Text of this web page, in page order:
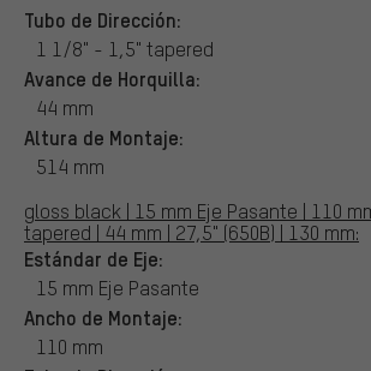
Tubo de Dirección:
1 1/8" - 1,5" tapered
Avance de Horquilla:
44 mm
Altura de Montaje:
514 mm
gloss black | 15 mm Eje Pasante | 110
tapered | 44 mm | 27,5" (650B) | 130 mm:
Estándar de Eje:
15 mm Eje Pasante
Ancho de Montaje:
110 mm